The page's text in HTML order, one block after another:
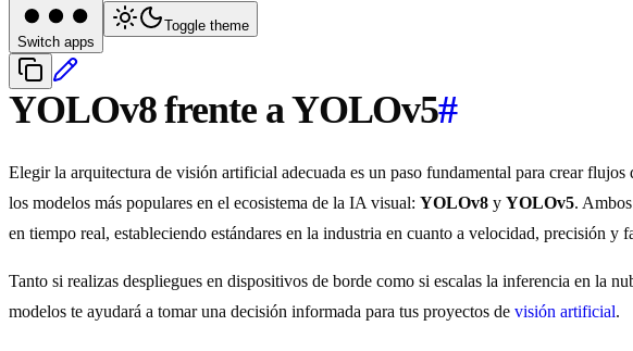
Switch apps
Toggle theme
YOLOv8 frente a YOLOv5#
Elegir la arquitectura de visión artificial adecuada es un paso fundamental para crear
los modelos más populares en el ecosistema de la IA visual: YOLOv8 y YOLOv5.
en tiempo real, estableciendo estándares en la industria en cuanto a velocidad, precisión y
Tanto si realizas despliegues en dispositivos de borde como si escalas la inferencia en la
modelos te ayudará a tomar una decisión informada para tus proyectos de visión artificial.